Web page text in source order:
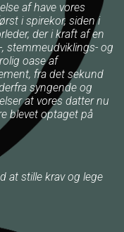
af have vores
i spirekor, siden i
der i kraft af en
stemmeudviklings- og
oase af
fra det sekund
syngende og
at vores datter nu
blevet optaget på
at stille krav og lege